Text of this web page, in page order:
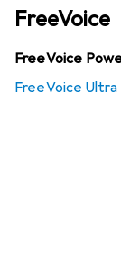
FreeVoice
FreeVoice
FreeVoice Ultra